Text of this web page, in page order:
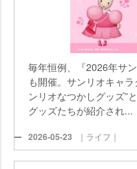
毎年恒例、『2026年サ
も開催。サンリオキャ
ンリオなつかしグッズ”
グッズたちが紹介され...
2026-05-23 ｜ライフ｜